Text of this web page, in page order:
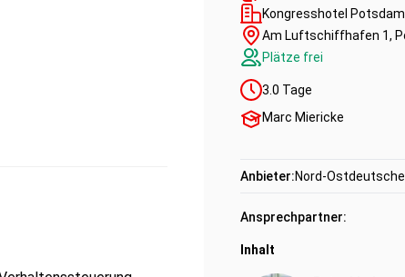
Kongresshotel Potsdam
Am Luftschiffhafen 1,
Plätze frei
3.0 Tage
Marc Miericke
Anbieter:Nord-
Ansprechpartner:
Inhalt